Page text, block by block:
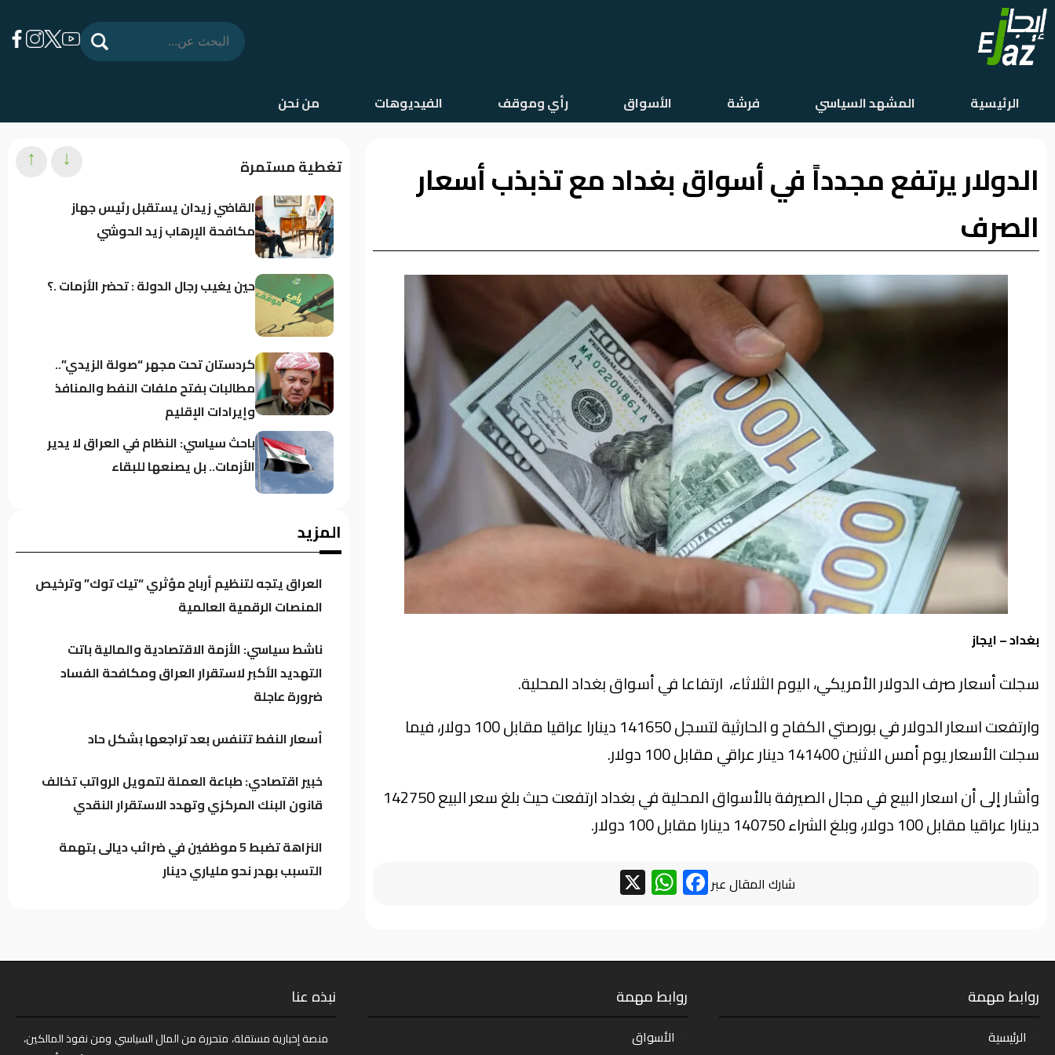
الرئيسية
المشهد
السياسي
فرشة
رأي
وموقف
الفيديوهات
الرئيسية المشهد السياسي فرشة الأسواق رأي وموقف الفيديوهات من نحن
الدولار يرتفع مجدداً في أسواق بغداد مع تذبذب أسعار
الصرف
بغداد – ايجاز
سجلت أسعار صرف الدولار الأمريكي، اليوم الثلاثاء، ارتفاعا في أسواق بغداد المحلية.
وارتفعت اسعار الدولار في بورصتي الكفاح و الحارثية لتسجل 141650 دينارا عراقيا مقابل 100 دولار، فيما
سجلت الأسعار يوم أمس الاثنين 141400 دينار عراقي مقابل 100 دولار.
وأشار إلى أن اسعار البيع في مجال الصيرفة بالأسواق المحلية في بغداد ارتفعت حيث بلغ سعر البيع 142750
دينارا عراقيا مقابل 100 دولار، وبلغ الشراء 140750 دينارا مقابل 100 دولار.
شارك المقال عبر Facebook
WhatsApp
تغطية مستمرة
القاضي زيدان يستقبل رئيس جهاز
مكافحة الإرهاب زيد الحوشي
حين يغيب رجال الدولة : تحضر الأزمات .؟
كردستان تحت مجهر “صولة الزيدي”..
مطالبات بفتح ملفات النفط والمنافذ
وإيرادات الإقليم
باحث سياسي: النظام في العراق لا يدير
الأزمات.. بل يصنعها للبقاء
الموسوي: الكتل السياسية تتجه لدعم
العراق يتجه لتنظيم أرباح مؤثري “تيك
توك” وترخيص المنصات الرقمية العالمية
المؤسسات والدوائر العدلية
↓
↑
المزيد
العراق يتجه لتنظيم أرباح مؤثري “تيك توك” وترخيص
المنصات الرقمية العالمية
ناشط سياسي: الأزمة الاقتصادية والمالية باتت
التهديد الأكبر لاستقرار العراق ومكافحة الفساد
ضرورة عاجلة
أسعار النفط تتنفس بعد تراجعها بشكل حاد
خبير اقتصادي: طباعة العملة لتمويل الرواتب تخالف
قانون البنك المركزي وتهدد الاستقرار النقدي
النزاهة تضبط 5 موظفين في ضرائب ديالى بتهمة
التسبب بهدر نحو ملياري دينار
روابط مهمة
الرئيسية
روابط مهمة
الأسواق
نبذه عنا
منصة إخبارية مستقلة، متحررة من المال السياسي ومن نفوذ المالكين،